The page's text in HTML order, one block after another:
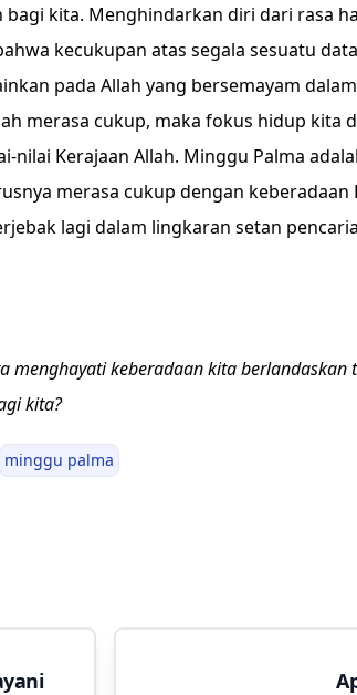
kita. Menghindarkan diri dari rasa
kecukupan atas segala sesuatu
pada Allah yang bersemayam
merasa cukup, maka fokus hidup kita
nilai Kerajaan Allah. Minggu Palma
merasa cukup dengan keberadaan
lagi dalam lingkaran setan
menghayati keberadaan kita berlandaskan
kita?
minggu palma